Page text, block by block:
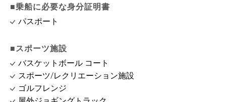
■乗船に必要な身分証明書
パスポート
■スポーツ施設
バスケットボール コート
スポーツ/レクリエーション施設
ゴルフレンジ